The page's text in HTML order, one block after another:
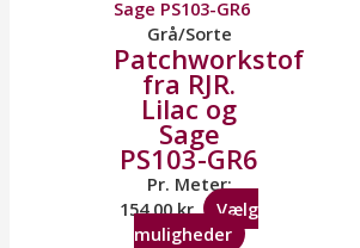
Grå/Sorte
Patchworkstof
fra RJR.
Lilac og
Sage
PS103-GR6
Pr. Meter:
154,00kr.
Vælg
muligheder